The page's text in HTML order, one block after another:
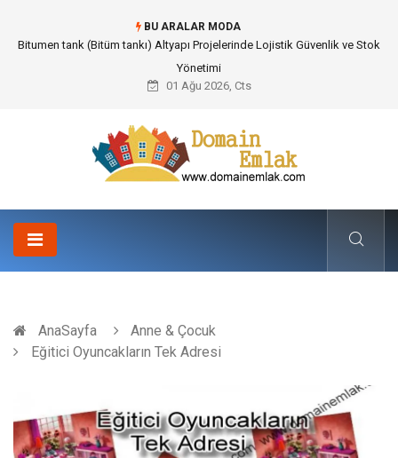
BU ARALAR MODA
Güvenilir Chip Satışı: Kesintisiz Poker Deneyimi İçin Profesyonel Destek
01 Ağu 2026, Cts
AnaSayfa
Anne & Çocuk
Eğitici Oyuncakların Tek Adresi